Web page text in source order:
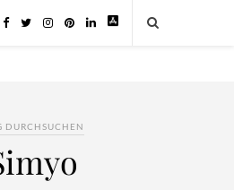
DURCHSUCHEN